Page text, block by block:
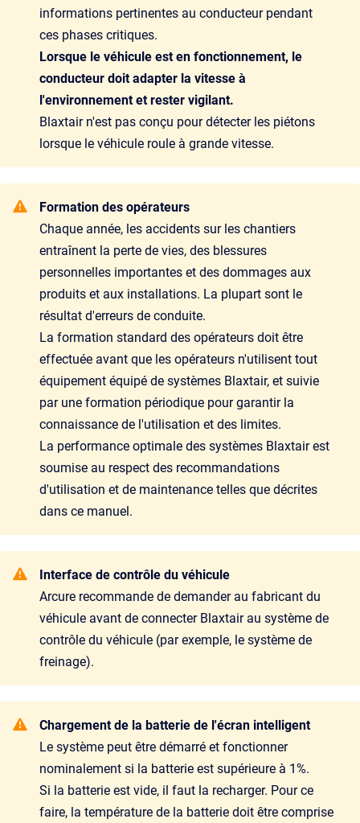
informations pertinentes au conducteur pendant
ces phases critiques.
Lorsque le véhicule est en fonctionnement, le
conducteur doit adapter la vitesse à
l'environnement et rester vigilant.
Blaxtair n'est pas conçu pour détecter les piétons
lorsque le véhicule roule à grande vitesse.
Formation des opérateurs
Chaque année, les accidents sur les chantiers
entraînent la perte de vies, des blessures
personnelles importantes et des dommages aux
produits et aux installations. La plupart sont le
résultat d'erreurs de conduite.
La formation standard des opérateurs doit être
effectuée avant que les opérateurs n'utilisent tout
équipement équipé de systèmes Blaxtair, et suivie
par une formation périodique pour garantir la
connaissance de l'utilisation et des limites.
La performance optimale des systèmes Blaxtair est
soumise au respect des recommandations
d'utilisation et de maintenance telles que décrites
dans ce manuel.
Interface de contrôle du véhicule
Arcure recommande de demander au fabricant du
véhicule avant de connecter Blaxtair au système de
contrôle du véhicule (par exemple, le système de
freinage).
Chargement de la batterie de l'écran intelligent
Le système peut être démarré et fonctionner
nominalement si la batterie est supérieure à 1%.
Si la batterie est vide, il faut la recharger. Pour ce
faire, la température de la batterie doit être comprise